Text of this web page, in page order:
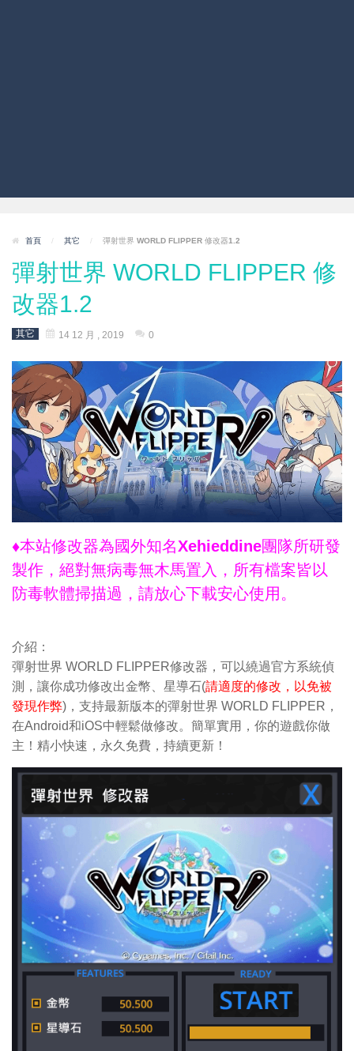
首頁 / 其它 / 彈射世界 WORLD FLIPPER 修改器1.2
彈射世界 WORLD FLIPPER 修
改器1.2
其它 14 12 月 , 2019 0
♦本站修改器為國外知名Xehieddine團隊所研發
製作，絕對無病毒無木馬置入，所有檔案皆以
防毒軟體掃描過，請放心下載安心使用。
介紹：
彈射世界 WORLD FLIPPER修改器，可以繞過官方系統偵
測，讓你成功修改出金幣、星導石(請適度的修改，以免被
發現作弊)，支持最新版本的彈射世界 WORLD FLIPPER，
在Android和iOS中輕鬆做修改。簡單實用，你的遊戲你做
主！精小快速，永久免費，持續更新！